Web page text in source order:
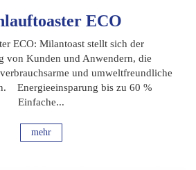
ECO
ECO: Milantoast stellt sich der
von Kunden und Anwendern, die
und umweltfreundliche
Energieeinsparung bis zu 60 %
Einfache...
mehr